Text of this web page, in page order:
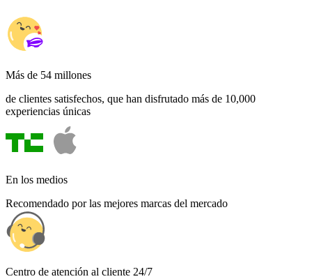
Más de 54 millones
de clientes satisfechos, que han disfrutado más de 10,000
experiencias únicas
En los medios
Recomendado por las mejores marcas del mercado
Centro de atención al cliente 24/7